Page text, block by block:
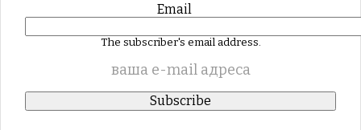
Email
The subscriber's email address.
ваша е-mail адреса